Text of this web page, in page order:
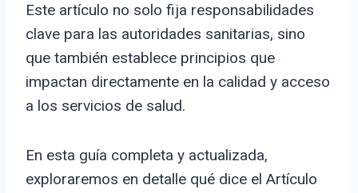
Este artículo no solo fija responsabilidades
clave para las autoridades sanitarias, sino
que también establece principios que
impactan directamente en la calidad y acceso
a los servicios de salud.
En esta guía completa y actualizada,
exploraremos en detalle qué dice el Artículo